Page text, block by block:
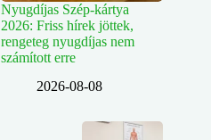
Nyugdíjas Szép-kártya
2026: Friss hírek jöttek,
rengeteg nyugdíjas nem
számított erre
2026-08-08